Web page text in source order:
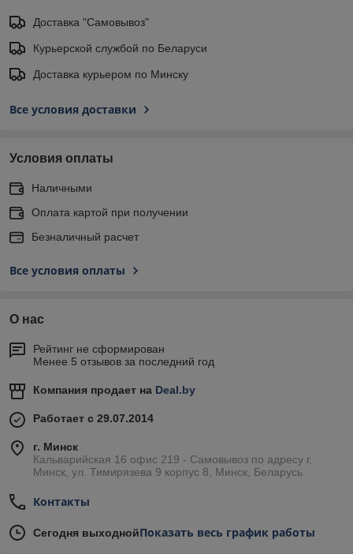
Доставка "Самовывоз"
Курьерской службой по Беларуси
Доставка курьером по Минску
Все условия доставки
Условия оплаты
Наличными
Оплата картой при получении
Безналичный расчет
Все условия оплаты
О нас
Рейтинг не сформирован
Менее 5 отзывов за последний год
Компания продает на Deal.by
Работает с 29.07.2014
г. Минск
Кальварийская 16 офис 219 - Самовывоз по адресу г.
Минск, ул. Тимирязева 9 корпус 8, Минск, Беларусь
Контакты
Сегодня выходнойПоказать весь график работы